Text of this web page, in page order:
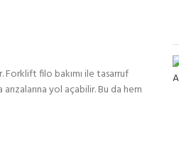
Forklift filo bakımı ile tasarruf
yol açabilir. Bu da hem